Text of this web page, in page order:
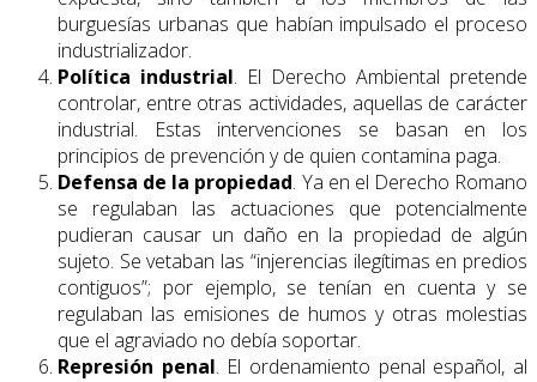
burguesías urbanas que habían impulsado el proceso
industrializador.
Política industrial. El Derecho Ambiental pretende
controlar, entre otras actividades, aquellas de carácter
industrial. Estas intervenciones se basan en los
principios de prevención y de quien contamina paga.
Defensa de la propiedad. Ya en el Derecho Romano
se regulaban las actuaciones que potencialmente
pudieran causar un daño en la propiedad de algún
sujeto. Se vetaban las “injerencias ilegítimas en predios
contiguos”; por ejemplo, se tenían en cuenta y se
regulaban las emisiones de humos y otras molestias
que el agraviado no debía soportar.
Represión penal. El ordenamiento penal español, al